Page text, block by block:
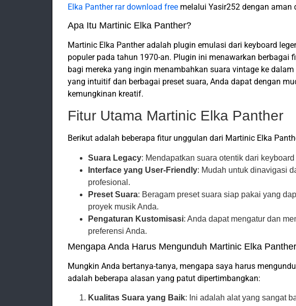
Elka Panther rar download free melalui Yasir252 dengan aman
Apa Itu Martinic Elka Panther?
Martinic Elka Panther adalah plugin emulasi dari keyboard
populer pada tahun 1970-an. Plugin ini menawarkan berbagai
bagi mereka yang ingin menambahkan suara vintage ke
yang intuitif dan berbagai preset suara, Anda dapat dengan
kemungkinan kreatif.
Fitur Utama Martinic Elka Panther
Berikut adalah beberapa fitur unggulan dari Martinic Elka
Suara Legacy: Mendapatkan suara otentik dari
Interface yang User-Friendly: Mudah untuk dinavigasi
profesional.
Preset Suara: Beragam preset suara siap pakai yang
proyek musik Anda.
Pengaturan Kustomisasi: Anda dapat mengatur dan
preferensi Anda.
Mengapa Anda Harus Mengunduh Martinic Elka
Mungkin Anda bertanya-tanya, mengapa saya harus
adalah beberapa alasan yang patut dipertimbangkan:
Kualitas Suara yang Baik: Ini adalah alat yang sangat